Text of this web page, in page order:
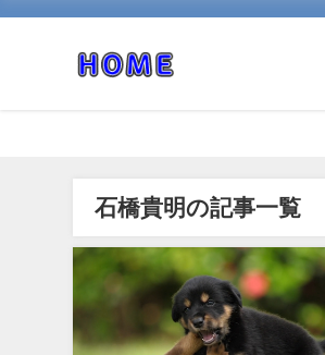
石橋貴明の記事一覧